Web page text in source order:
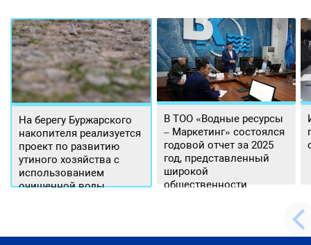
На берегу Буржарского
накопителя реализуется
проект по развитию
утиного хозяйства с
использованием
очищенной воды
В ТОО «Водные ресурсы
– Маркетинг» состоялся
годовой отчет за 2025
год, представленный
широкой
общественности.